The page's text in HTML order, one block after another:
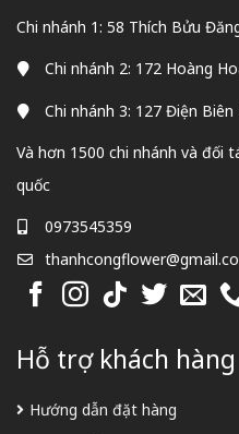
Chi nhánh 1: 58 Thích Bửu
Chi nhánh 2: 172 Hoàng
Chi nhánh 3: 127 Điện
Và hơn 1500 chi nhánh và đối
quốc
0973545359
Hỗ trợ khách hàng
Hướng dẫn đặt hàng